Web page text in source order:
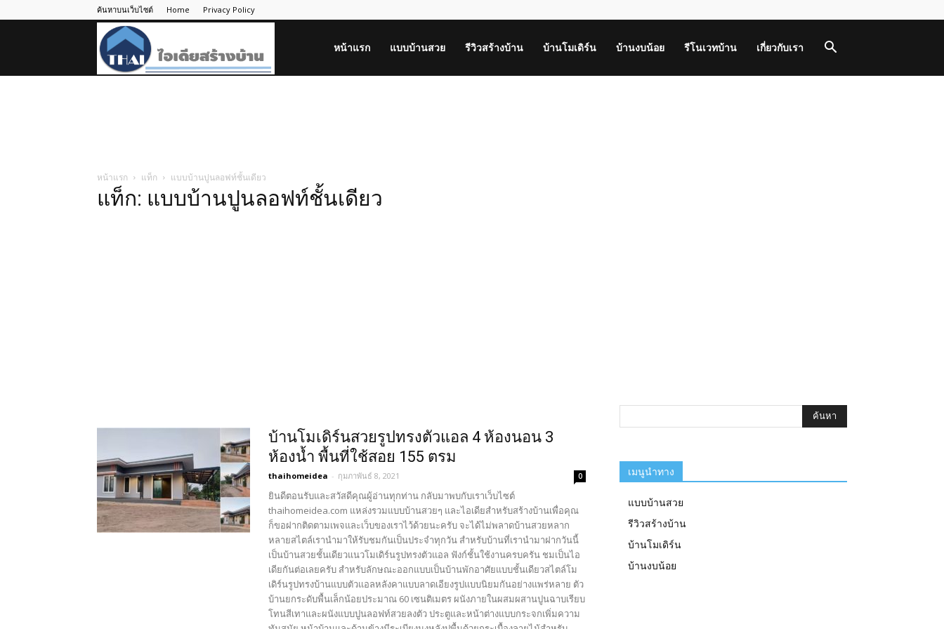
ค้นหาบนเว็บไซต์ Home Privacy Policy
หน้าแรก แบบบ้านสวย รีวิวสร้างบ้าน บ้านโมเดิร์น บ้านงบน้อย รีโนเวทบ้าน เกี่ยวกับเรา
หน้าแรก แท็ก แบบบ้านปูนลอฟท์ชั้นเดียว
แท็ก: แบบบ้านปูนลอฟท์ชั้นเดียว
บ้านโมเดิร์นสวยรูปทรงตัวแอล 4 ห้องนอน 3
ห้องน้ำ พื้นที่ใช้สอย 155 ตรม
thaihomeidea - กุมภาพันธ์ 8, 2021 0
ยินดีตอนรับและสวัสดีคุณผู้อ่านทุกท่าน กลับมาพบกับเราเว็บไซต์
thaihomeidea.com แหล่งรวมแบบบ้านสวยๆ และไอเดียสำหรับสร้างบ้านเพื่อคุณ
ก็ขอฝากติดตามเพจและเว็บของเราไว้ด้วยนะครับ จะได้ไม่พลาดบ้านสวยหลาก
หลายสไตล์เรานำมาให้รับชมกันเป็นประจำทุกวัน สำหรับบ้านที่เรานำมาฝากวันนี้
เป็นบ้านสวยชั้นเดียวแนวโมเดิร์นรูปทรงตัวแอล ฟังก์ชั้นใช้งานครบครัน ชมเป็นไอ
เดียกันต่อเลยครับ สำหรับลักษณะออกแบบเป็นบ้านพักอาศัยแบบชั้นเดียวสไตล์โม
เดิร์นรูปทรงบ้านแบบตัวแอลหลังคาแบบลาดเอียงรูปแบบนิยมกันอย่างแพร่หลาย ตัว
บ้านยกระดับพื้นเล็กน้อยประมาณ 60 เซนติเมตร ผนังภายในผสมผสานปูนฉาบเรียบ
โทนสีเทาและผนังแบบปูนลอฟท์สวยลงตัว ประตูและหน้าต่างแบบกระจกเพิ่มความ
เมนูนำทาง
แบบบ้านสวย
รีวิวสร้างบ้าน
บ้านโมเดิร์น
บ้านงบน้อย